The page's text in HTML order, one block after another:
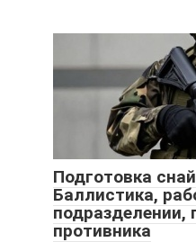
Подготовка
Баллистика,
подразделении,
противника